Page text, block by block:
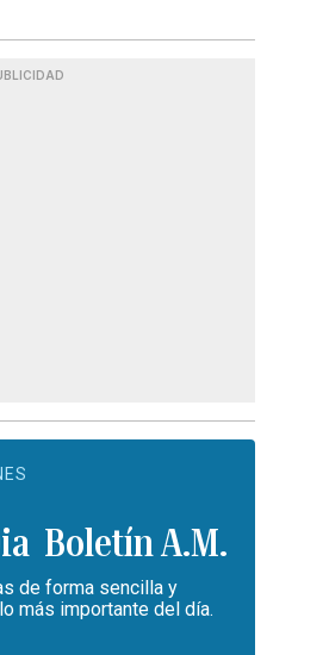
Boletín A.M.
de forma sencilla y
más importante del día.